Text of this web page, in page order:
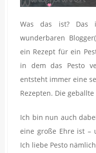
Was das ist? Das
wunderbaren
ein Rezept für ein
in dem das Pesto
entsteht immer eine
Rezepten. Die
Ich bin nun auch
eine große Ehre ist
Ich liebe Pesto